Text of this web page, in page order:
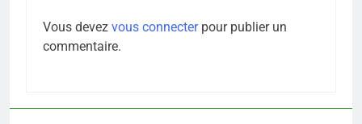
Vous devez vous connecterpour publier un
commentaire.